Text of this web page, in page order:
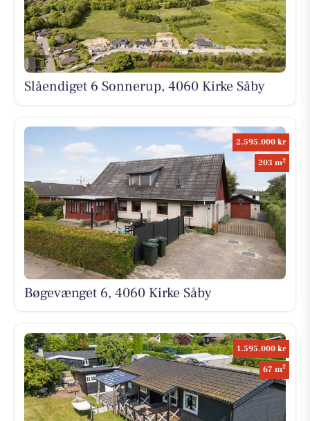
Slåendiget 6 Sonnerup, 4060 Kirke Såby
2.595.000 kr
203 m2
Bøgevænget 6, 4060 Kirke Såby
1.595.000 kr
67 m2